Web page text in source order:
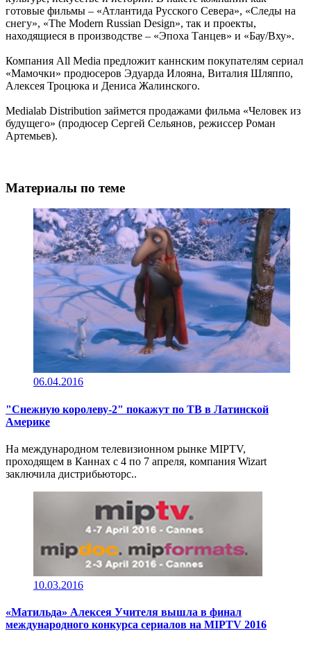
готовые фильмы – «Атлантида Русского Севера», «Следы на
снегу», «The Modern Russian Design», так и проекты,
находящиеся в производстве – «Эпоха Танцев» и «Бау/Вху».
Компания All Media предложит каннским покупателям сериал
«Мамочки» продюсеров Эдуарда Илояна, Виталия Шляппо,
Алексея Троцюка и Дениса Жалинского.
Medialab Distribution займется продажами фильма «Человек из
будущего» (продюсер Сергей Сельянов, режиссер Роман
Артемьев).
Материалы по теме
06.04.2016
"Снежную королеву-2" покажут по ТВ в Латинской
Америке
На международном телевизионном рынке MIPTV,
проходящем в Каннах с 4 по 7 апреля, компания Wizart
заключила дистрибьюторс..
10.03.2016
«Матильда» Алексея Учителя вышла в финал
международного конкурса сериалов на MIPTV 2016